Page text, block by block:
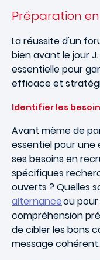
Préparation
La réussite d'un
bien avant le jour
essentielle pour
efficace et
Identifier les
Avant même de
essentiel pour
ses besoins en
spécifiques
ouverts ? Quelles
alternanceou
compréhension
de cibler les bons
message cohérent.